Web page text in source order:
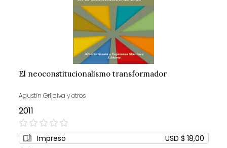
El neoconstitucionalismo transformador
Agustín Grijalva y otros
2011
0%
Impreso
USD $ 18,00